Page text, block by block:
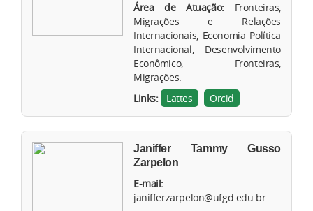
Área de Atuação:
Fronteiras,
Migrações e Relações
Internacionais, Economia Política
Internacional, Desenvolvimento
Econômico, Fronteiras,
Migrações.
Links:
Lattes Orcid
Janiffer Tammy Gusso
Zarpelon
E-mail:
janifferzarpelon@ufgd.edu.br